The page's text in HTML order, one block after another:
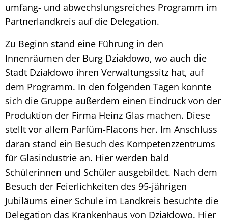
umfang- und abwechslungsreiches Programm im
Partnerlandkreis auf die Delegation.
Zu Beginn stand eine Führung in den
Innenräumen der Burg Działdowo, wo auch die
Stadt Działdowo ihren Verwaltungssitz hat, auf
dem Programm. In den folgenden Tagen konnte
sich die Gruppe außerdem einen Eindruck von der
Produktion der Firma Heinz Glas machen. Diese
stellt vor allem Parfüm-Flacons her. Im Anschluss
daran stand ein Besuch des Kompetenzzentrums
für Glasindustrie an. Hier werden bald
Schülerinnen und Schüler ausgebildet. Nach dem
Besuch der Feierlichkeiten des 95-jährigen
Jubiläums einer Schule im Landkreis besuchte die
Delegation das Krankenhaus von Działdowo. Hier